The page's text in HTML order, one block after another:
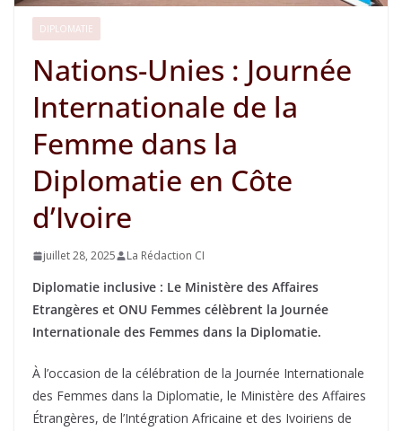
DIPLOMATIE
Nations-Unies : Journée
Internationale de la
Femme dans la
Diplomatie en Côte
d’Ivoire
juillet 28, 2025 La Rédaction CI
Diplomatie inclusive : Le Ministère des Affaires
Etrangères et ONU Femmes célèbrent la Journée
Internationale des Femmes dans la Diplomatie.
À l’occasion de la célébration de la Journée Internationale
des Femmes dans la Diplomatie, le Ministère des Affaires
Étrangères, de l’Intégration Africaine et des Ivoiriens de